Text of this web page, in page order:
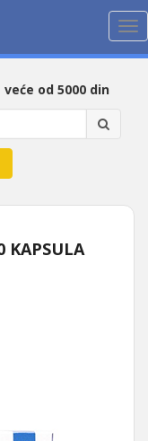
od 5000 din
KAPSULA